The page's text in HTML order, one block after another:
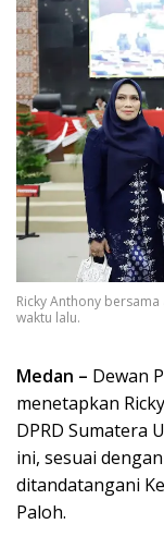
Ricky Anthony
waktu lalu.
Medan – Dewan
menetapkan
DPRD Sumatera
ini, sesuai
ditandatangani
Paloh.